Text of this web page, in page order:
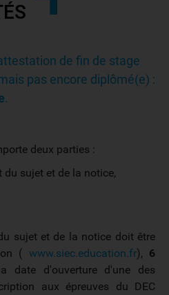
de fin de stage
pas encore diplômé(e) :
.
deux parties :
sujet et de la notice,
sujet et de la notice doit être
( www.siec.education.fr), 6
date d'ouverture d'une des
aux épreuves du DEC